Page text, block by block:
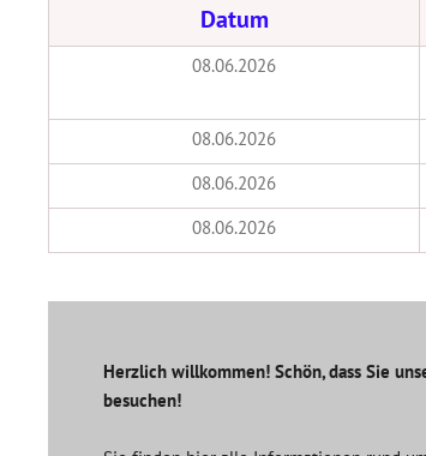
Datum
08.06.2026
08.06.2026
08.06.2026
08.06.2026
Herzlich willkommen! Schön, dass Sie
besuchen!